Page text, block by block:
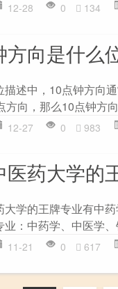
12-28 0 134
方向是什么
描述中，10点钟方向
方向，那么10点钟方
12-27 0 983
医药大学的
大学的王牌专业有中
业：中药学、中医学
11-21 0 617